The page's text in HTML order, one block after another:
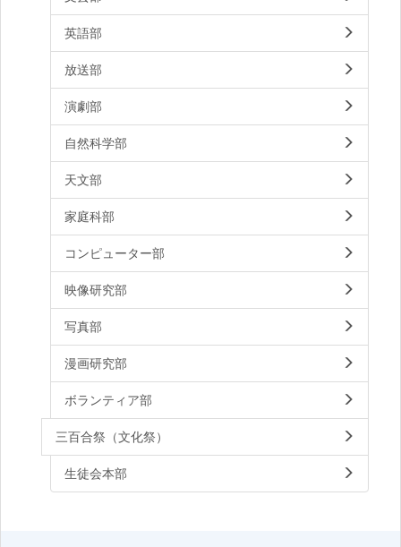
英語部
放送部
演劇部
自然科学部
天文部
家庭科部
コンピューター部
映像研究部
写真部
漫画研究部
ボランティア部
三百合祭（文化祭）
生徒会本部